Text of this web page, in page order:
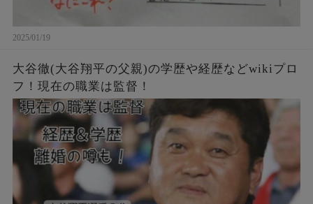
2025/01/19
大谷徹(大谷翔平の父親)の学歴や経歴などwikiプロ
フ！現在の職業は監督！